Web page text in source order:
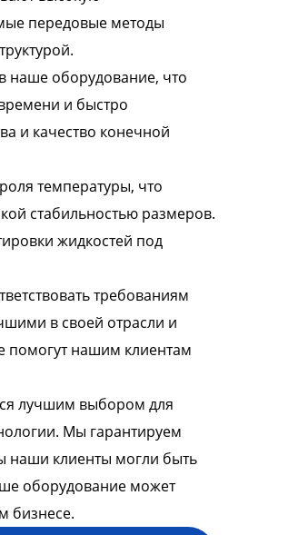
передовые методы
наше оборудование, что
и быстро
и качество конечной
температуры, что
стабильностью размеров.
жидкостей под
требованиям
в своей отрасли и
помогут нашим клиентам
лучшим выбором для
Мы гарантируем
наши клиенты могли быть
оборудование может
бизнесе.